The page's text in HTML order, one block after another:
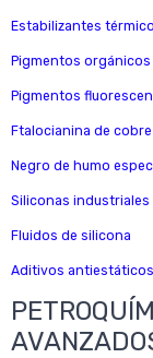
Estabilizantes
Pigmentos orgánicos
Pigmentos
Ftalocianina de cobre
Negro de humo
Siliconas industriales
Fluidos de silicona
Aditivos antiestáticos